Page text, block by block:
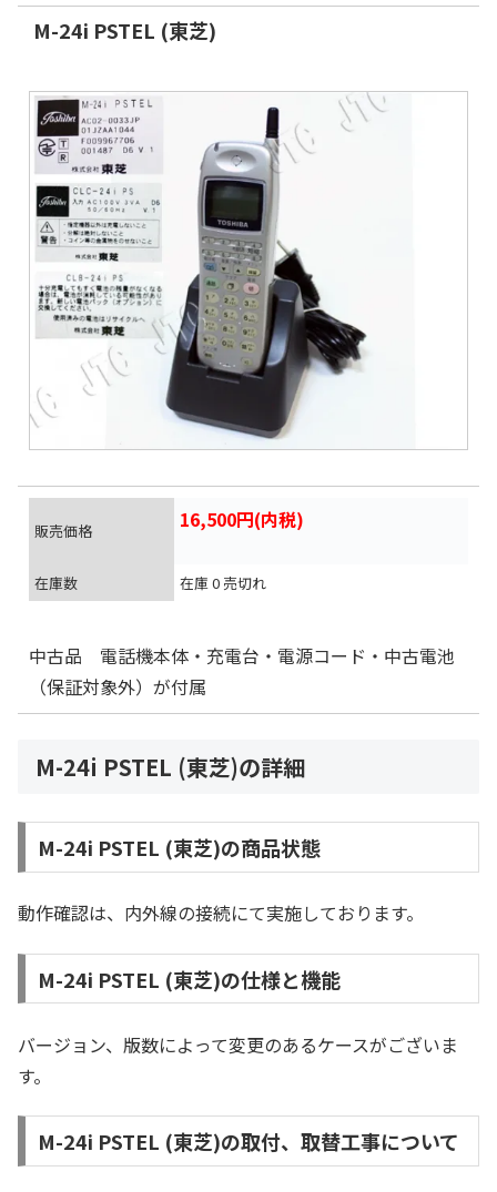
M-24i PSTEL (東芝)
販売価格 16,500円(内税)
在庫数 在庫 0 売切れ
中古品 電話機本体・充電台・電源コード・中古電池
（保証対象外）が付属
M-24i PSTEL (東芝)の詳細
M-24i PSTEL (東芝)の商品状態
動作確認は、内外線の接続にて実施しております。
M-24i PSTEL (東芝)の仕様と機能
バージョン、版数によって変更のあるケースがございま
す。
M-24i PSTEL (東芝)の取付、取替工事について